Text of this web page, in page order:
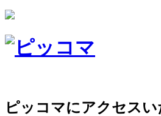
ピッコマにアクセス